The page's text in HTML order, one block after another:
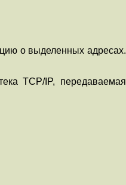
о выделенных адресах.
TCP/IP, передаваемая